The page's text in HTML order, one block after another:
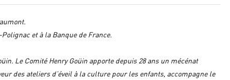
et à la Banque de France.
Le Comité Henry Goüin apporte depuis 28 ans un mécénat
des ateliers d’éveil à la culture pour les enfants, accompagne le